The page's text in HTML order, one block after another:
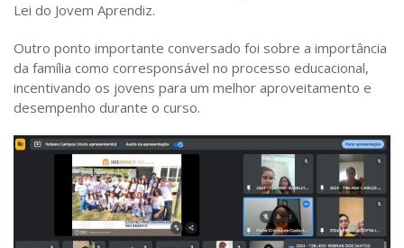
Lei do Jovem Aprendiz.
Outro ponto importante conversado foi sobre a importância
da família como corresponsável no processo educacional,
incentivando os jovens para um melhor aproveitamento e
desempenho durante o curso.